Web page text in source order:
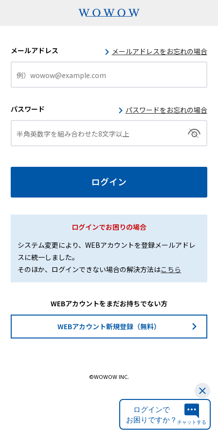
メールアドレス メールアドレスをお忘れの場合
パスワード パスワードをお忘れの場合
ログインでお困りの場合
システム変更により、WEBアカウントを登録メールアドレ
スに統一しました。
そのほか、ログインできない場合の解決方法はこちら
WEBアカウントをまだお持ちでない方
WEBアカウント新規登録（無料）
©WOWOW INC.
ログインで
お困りですか？ チャットする